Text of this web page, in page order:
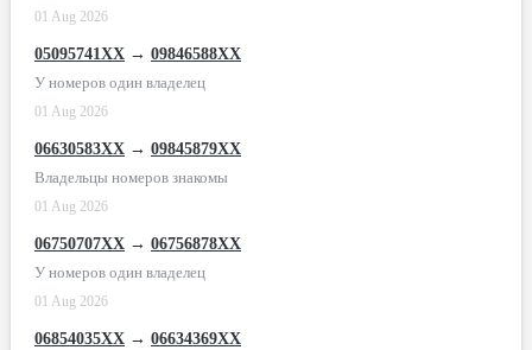
01 Aug 2026
05095741XX → 09846588XX
У номеров один владелец
01 Aug 2026
06630583XX → 09845879XX
Владельцы номеров знакомы
01 Aug 2026
06750707XX → 06756878XX
У номеров один владелец
01 Aug 2026
06854035XX → 06634369XX